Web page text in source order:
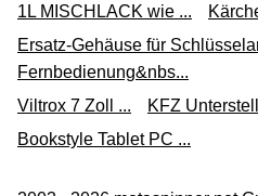
1L MISCHLACK wie ...
Ersatz-Gehäuse für
Fernbedienung&nbs...
Viltrox 7 Zoll ...
KFZ
Bookstyle Tablet PC ...